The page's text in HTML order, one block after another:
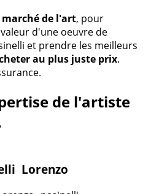
de l'art, pour
d'une oeuvre de
et prendre les meilleurs
au plus juste prix.
de l'artiste
Lorenzo